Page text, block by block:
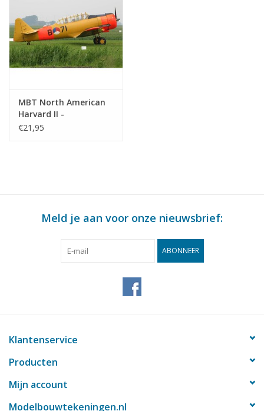
MBT North American
Harvard II -
Bouwtekening Schaal 1
€21,95
Meld je aan voor onze nieuwsbrief:
ABONNEER
Klantenservice
Producten
Mijn account
Modelbouwtekeningen.nl